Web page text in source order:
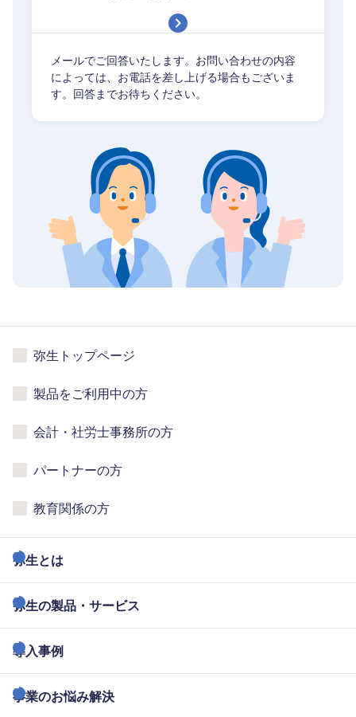
メールでご回答いたします。お問い合わせの内容
によっては、お電話を差し上げる場合もございま
す。回答までお待ちください。
弥生トップページ
製品をご利用中の方
会計・社労士事務所の方
パートナーの方
教育関係の方
弥生とは
弥生の製品・サービス
導入事例
事業のお悩み解決